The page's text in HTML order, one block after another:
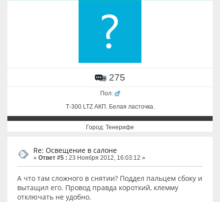
275
Пол:
Т-300 LTZ АКП. Белая ласточка.
Город: Тенерифе
Re: Освещение в салоне
« Ответ #5 : 23 Ноября 2012, 16:03:12 »
А что там сложного в снятии? Поддел пальцем сбоку и
вытащил его. Провод правда короткий, клемму
отключать не удобно.